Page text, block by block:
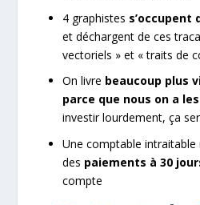
4 graphistes s’occupent
et déchargent de ces
vectoriels » et « traits de
On livre beaucoup plus
parce que nous on a
investir lourdement, ça
Une comptable intraitable
des paiements à 30
compte